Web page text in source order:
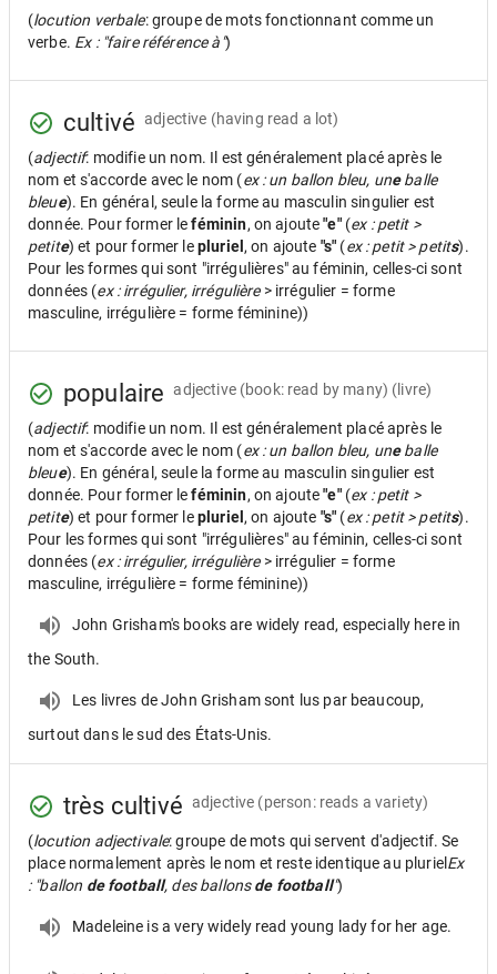
(locution verbale: groupe de mots fonctionnant comme un
verbe. Ex : "faire référence à")
cultivé adjective (having read a lot)
(adjectif: modifie un nom. Il est généralement placé après le
nom et s'accorde avec le nom (ex : un ballon bleu, uneballe
bleue). En général, seule la forme au masculin singulier est
donnée. Pour former leféminin, on ajoute"e"(ex : petit >
petite) et pour former lepluriel , on ajoute "s" (ex : petit > petits).
Pour les formes qui sont "irrégulières" au féminin, celles-ci sont
données (ex : irrégulier, irrégulière> irrégulier = forme
masculine, irrégulière = forme féminine))
populaire adjective (book: read by many) (livre)
(adjectif: modifie un nom. Il est généralement placé après le
nom et s'accorde avec le nom (ex : un ballon bleu, uneballe
bleue). En général, seule la forme au masculin singulier est
donnée. Pour former leféminin, on ajoute"e"(ex : petit >
petite) et pour former lepluriel , on ajoute "s" (ex : petit > petits).
Pour les formes qui sont "irrégulières" au féminin, celles-ci sont
données (ex : irrégulier, irrégulière> irrégulier = forme
masculine, irrégulière = forme féminine))
John Grisham's books are widely read, especially here in
the South.
Les livres de John Grisham sont lus par beaucoup,
surtout dans le sud des États-Unis.
très cultivé adjective (person: reads a variety)
(locution adjectivale: groupe de mots qui servent d'adjectif. Se
place normalement après le nom et reste identique au pluriel Ex
: "ballon de football, des ballonsde football")
Madeleine is a very widely read young lady for her age.